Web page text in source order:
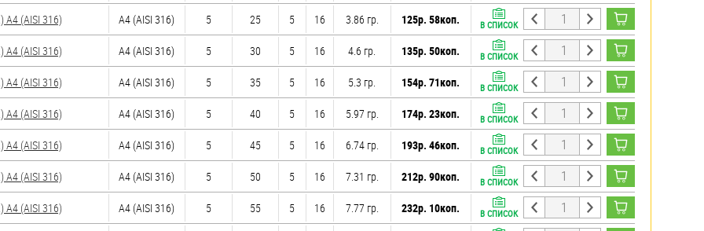
(AISI 316) A4 (AISI 316) 5 25 5 16 3.86 гр. 125р. 58коп. В СПИСОК
(AISI 316) A4 (AISI 316) 5 30 5 16 4.6 гр. 135р. 50коп. В СПИСОК
(AISI 316) A4 (AISI 316) 5 35 5 16 5.3 гр. 154р. 71коп. В СПИСОК
(AISI 316) A4 (AISI 316) 5 40 5 16 5.97 гр. 174р. 23коп. В СПИСОК
(AISI 316) A4 (AISI 316) 5 45 5 16 6.74 гр. 193р. 46коп. В СПИСОК
(AISI 316) A4 (AISI 316) 5 50 5 16 7.31 гр. 212р. 90коп. В СПИСОК
(AISI 316) A4 (AISI 316) 5 55 5 16 7.77 гр. 232р. 10коп. В СПИСОК